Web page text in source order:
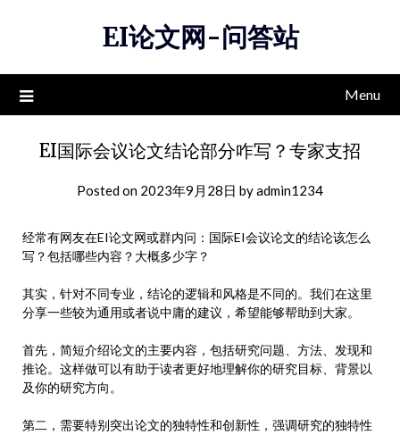
EI论文网-问答站
Menu
EI国际会议论文结论部分咋写？专家支招
Posted on 2023年9月28日 byadmin1234
经常有网友在EI论文网或群内问：国际EI会议论文的结论该怎么
写？包括哪些内容？大概多少字？
其实，针对不同专业，结论的逻辑和风格是不同的。我们在这里
分享一些较为通用或者说中庸的建议，希望能够帮助到大家。
首先，简短介绍论文的主要内容，包括研究问题、方法、发现和
推论。这样做可以有助于读者更好地理解你的研究目标、背景以
及你的研究方向。
第二，需要特别突出论文的独特性和创新性，强调研究的独特性